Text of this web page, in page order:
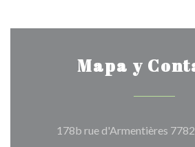
Mapa y
178b rue d'Armentières